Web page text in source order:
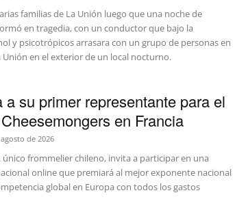
familias de La Unión luego que una noche de
en tragedia, con un conductor que bajo la
y psicotrópicos arrasara con un grupo de personas en
Unión en el exterior de un local nocturno.
a su primer representante para el
en Francia
de 2026
único frommelier chileno, invita a participar en una
online que premiará al mejor exponente nacional
global en Europa con todos los gastos